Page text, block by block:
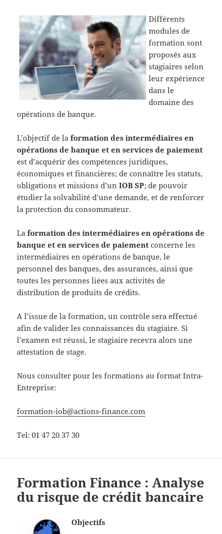
Différents
modules de
formation sont
proposés aux
stagiaires selon
leur expérience
dans le
domaine des
opérations de banque.
L’objectif de laformation des intermédiaires en
opérations de banque et en services de paiement
est d’acquérir des compétences juridiques,
économiques et financières; de connaître les statuts,
obligations et missions d’un IOB SP; de pouvoir
étudier la solvabilité d’une demande, et de renforcer
la protection du consommateur.
La formation des intermédiaires en opérations de
banque et en services de paiement concerne les
intermédiaires en opérations de banque, le
personnel des banques, des assurances, ainsi que
toutes les personnes liées aux activités de
distribution de produits de crédits.
A l’issue de la formation, un contrôle sera effectué
afin de valider les connaissances du stagiaire. Si
l’examen est réussi, le stagiaire recevra alors une
attestation de stage.
Nous consulter pour les formations au format Intra-
Entreprise:
formation-iob@actions-finance.com
Tel: 01 47 20 37 30
Formation Finance : Analyse
du risque de crédit bancaire
Objectifs